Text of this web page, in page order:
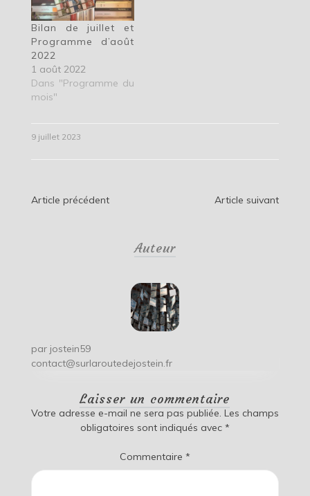
Bilan de juillet et
Programme d’août
2022
1 août 2022
Dans "Programme du
mois"
9 juillet 2023
Navigation
Article précédent Article suivant
Auteur
par jostein59
contact@surlaroutedejostein.fr
Laisser un commentaire
Votre adresse e-mail ne sera pas publiée. Les champs
obligatoires sont indiqués avec *
Commentaire *